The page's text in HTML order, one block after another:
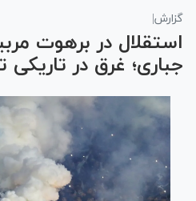
گزارش|
استقلال در برهوت
جباری؛ غرق در تاریکی